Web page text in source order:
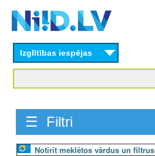
content
Izglītības iespējas
☰ Filtri
Notīrīt meklētos vārdus un filtrus